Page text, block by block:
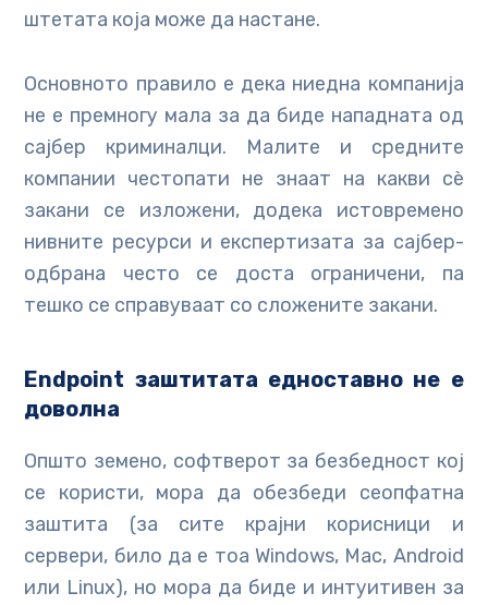
штетата која може да настане.
Основното правило е дека ниедна компанија
не е премногу мала за да биде нападната од
сајбер криминалци. Малите и средните
компании честопати не знаат на какви сè
закани се изложени, додека истовремено
нивните ресурси и експертизата за сајбер-
одбрана често се доста ограничени, па
тешко се справуваат со сложените закани.
Endpoint заштитата едноставно не е
доволна
Општо земено, софтверот за безбедност кој
се користи, мора да обезбеди сеопфатна
заштита (за сите крајни корисници и
сервери, било да е тоа Windows, Mac, Android
или Linux), но мора да биде и интуитивен за